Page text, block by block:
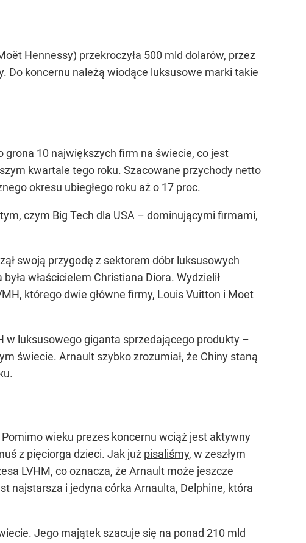
Hennessy) przekroczyła 500 mld dolarów, przez
Do koncernu należą wiodące luksusowe marki takie
grona 10 największych firm na świecie, co jest
kwartale tego roku. Szacowane przychody netto
okresu ubiegłego roku aż o 17 proc.
czym Big Tech dla USA – dominującymi firmami,
swoją przygodę z sektorem dóbr luksusowych
właścicielem Christiana Diora. Wydzielił
którego dwie główne firmy, Louis Vuitton i Moet
w luksusowego giganta sprzedającego produkty –
świecie. Arnault szybko zrozumiał, że Chiny staną
wieku prezes koncernu wciąż jest aktywny
z pięciorga dzieci. Jak już pisaliśmy, w zeszłym
LVHM, co oznacza, że Arnault może jeszcze
najstarsza i jedyna córka Arnaulta, Delphine, która
Jego majątek szacuje się na ponad 210 mld